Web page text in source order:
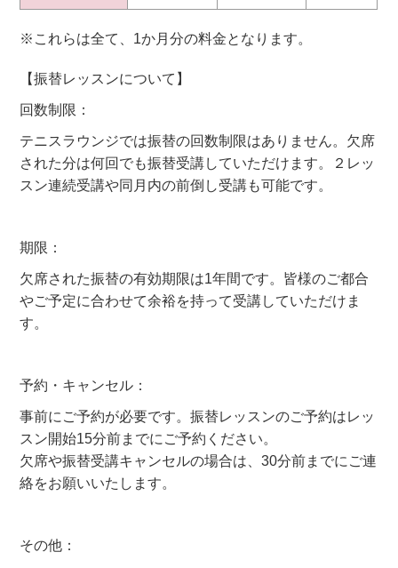
※これらは全て、1か月分の料金となります。
【振替レッスンについて】
回数制限：
テニスラウンジでは振替の回数制限はありません。欠席
された分は何回でも振替受講していただけます。２レッ
スン連続受講や同月内の前倒し受講も可能です。
期限：
欠席された振替の有効期限は1年間です。皆様のご都合
やご予定に合わせて余裕を持って受講していただけま
す。
予約・キャンセル：
事前にご予約が必要です。振替レッスンのご予約はレッ
スン開始15分前までにご予約ください。
欠席や振替受講キャンセルの場合は、30分前までにご連
絡をお願いいたします。
その他：